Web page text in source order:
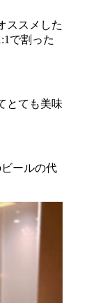
ススメした
で割った
とても美味
ールの代